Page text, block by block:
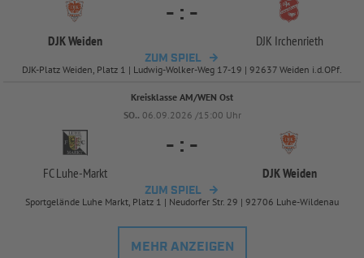
DJK Weiden
- : -
DJK Irchenrieth
ZUM SPIEL
DJK-Platz Weiden, Platz 1 | Ludwig-Wolker-Weg 17-19 | 92637 Weiden i.d.OPf.
Kreisklasse AM/WEN Ost
SO.. 06.09.2026 /15:00 Uhr
FC Luhe-Markt
- : -
DJK Weiden
ZUM SPIEL
Sportgelände Luhe Markt, Platz 1 | Neudorfer Str. 29 | 92706 Luhe-Wildenau
MEHR ANZEIGEN